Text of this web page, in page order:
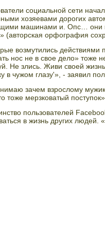
социальной сети
хозяевами дорогих
машинами и. Опс… они
(авторская орфография
возмутились действиями
нос не в свое дело» тоже
Не злись. Живи своей
в чужом глазу'», - заявил
зачем взрослому
тоже мерзковатый
пользователей
в жизнь других людей.